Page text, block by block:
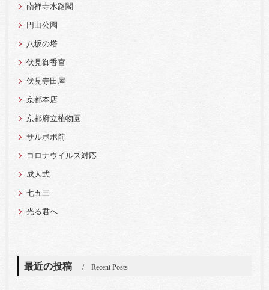
南禅寺水路閣
円山公園
八坂の塔
伏見御香宮
伏見寺田屋
京都本店
京都府立植物園
サルボボ前
コロナウイルス対応
成人式
七五三
光る君へ
最近の投稿 Recent Posts